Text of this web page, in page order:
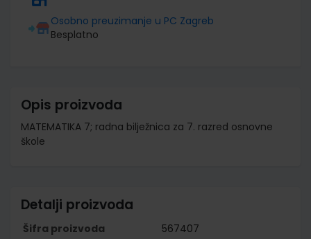
Osobno preuzimanje u PC Zagreb
Besplatno
Opis proizvoda
MATEMATIKA 7; radna bilježnica za 7. razred osnovne
škole
Detalji proizvoda
Šifra proizvoda
567407